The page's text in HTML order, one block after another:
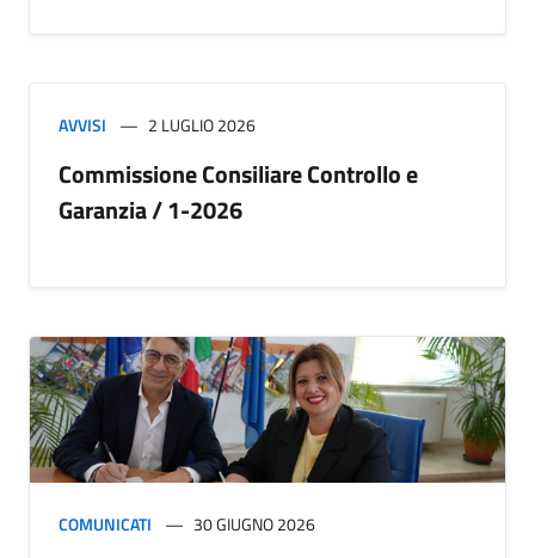
AVVISI 2 LUGLIO 2026
Commissione Consiliare Controllo e
Garanzia / 1-2026
COMUNICATI 30 GIUGNO 2026